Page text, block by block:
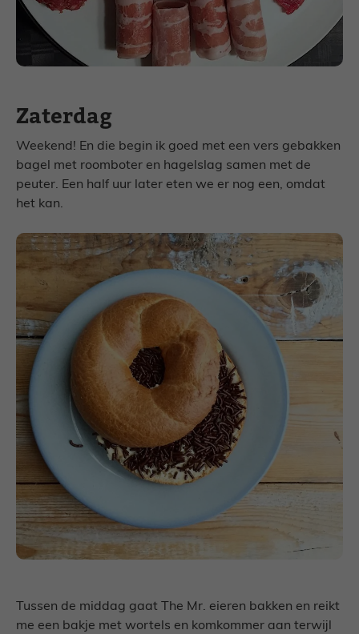
Zaterdag
Weekend! En die begin ik goed met een vers gebakken
bagel met roomboter en hagelslag samen met de
peuter. Een half uur later eten we er nog een, omdat
het kan.
Tussen de middag gaat The Mr. eieren bakken en reikt
me een bakje met wortels en komkommer aan terwijl